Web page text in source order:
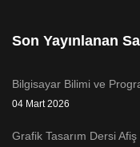
Son Yayınlanan
Bilgisayar Bilimi ve
04 Mart 2026
Grafik Tasarım Dersi Afiş